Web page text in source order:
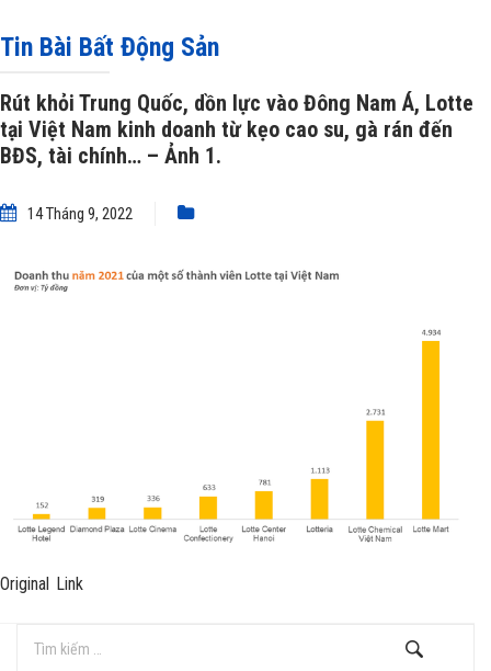
đến BĐS, tài chính… – Ảnh 1.
Tin Bài Bất Động Sản
Rút khỏi Trung Quốc, dồn lực vào Đông Nam Á, Lotte
tại Việt Nam kinh doanh từ kẹo cao su, gà rán đến
BĐS, tài chính… – Ảnh 1.
14 Tháng 9, 2022
Original Link